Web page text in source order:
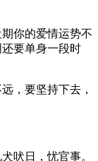
你的爱情运势不
要单身一段时
，要坚持下去，
吠日，忧官事。